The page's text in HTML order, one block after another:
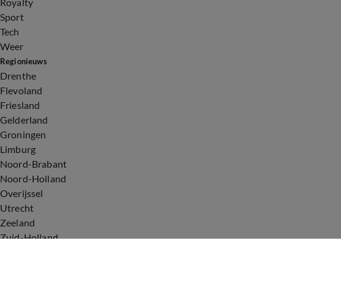
Sport
Tech
Weer
Regionieuws
Drenthe
Flevoland
Friesland
Gelderland
Groningen
Limburg
Noord-Brabant
Noord-Holland
Overijssel
Utrecht
Zeeland
Zuid-Holland